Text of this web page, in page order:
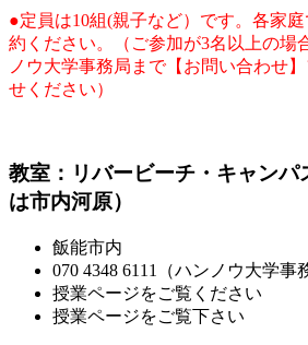
●定員は10組(親子など）です。各家
約ください。（ご参加が3名以上の場
ノウ大学事務局まで【お問い合わせ
せください）
教室：リバービーチ・キャンパ
は市内河原）
飯能市内
070 4348 6111（ハンノウ大学事
授業ページをご覧ください
授業ページをご覧下さい